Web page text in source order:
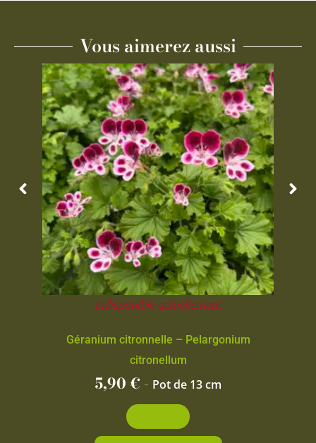
Vous aimerez aussi
Indisponible actuellement
Géranium citronnelle – Pelargonium
citronellum
5,90€ - Pot de 13 cm